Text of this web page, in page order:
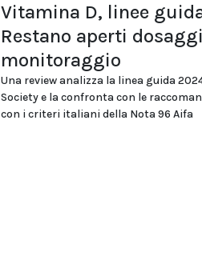
Vitamina D, linee
Restano aperti
monitoraggio
Una review analizza la linea guida
Society e la confronta con le
con i criteri italiani della Nota 96 Aifa